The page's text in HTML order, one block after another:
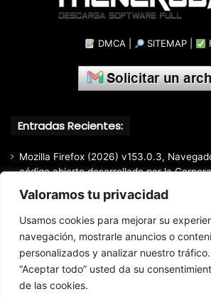
Valoramos tu privacidad
Usamos cookies para mejorar su
navegación, mostrarle anuncios o
personalizados y analizar nuestro
“Aceptar todo” usted da su
de las cookies.
DMCA| SITEMAP
Entradas Recientes:
Mozilla Firefox (2026) v153.0.3,
código abierto​ desarrollado por la
Total Audio Converter v6.1.0.305,
Markdown Monster (2026) Full Español
Advanced Renamer Commercial (2026)
información de archivos multimedia fácil